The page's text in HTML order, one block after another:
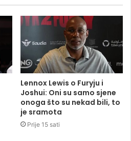
Lennox Lewis o Furyju i
Joshui: Oni su samo sjene
onoga što su nekad bili, to
je sramota
Prije 15 sati